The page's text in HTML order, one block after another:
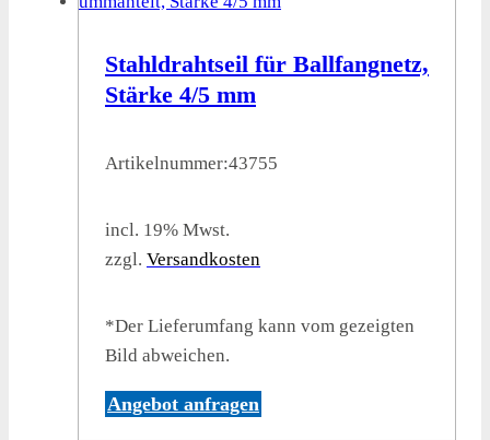
Stahldrahtseil für Ballfangnetz,
Stärke 4/5 mm
Artikelnummer:43755
incl. 19% Mwst.
zzgl. Versandkosten
*Der Lieferumfang kann vom gezeigten
Bild abweichen.
Angebot anfragen